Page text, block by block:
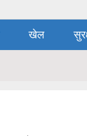
खेल